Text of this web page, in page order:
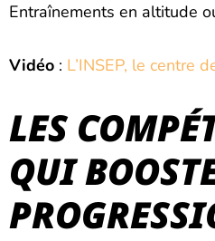
Entraînements en altitude
Vidéo : L’INSEP, le centre
LES
QUI